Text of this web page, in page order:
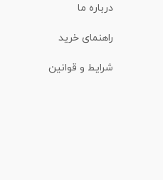
درباره ما
راهنمای خرید
شرایط و قوانین